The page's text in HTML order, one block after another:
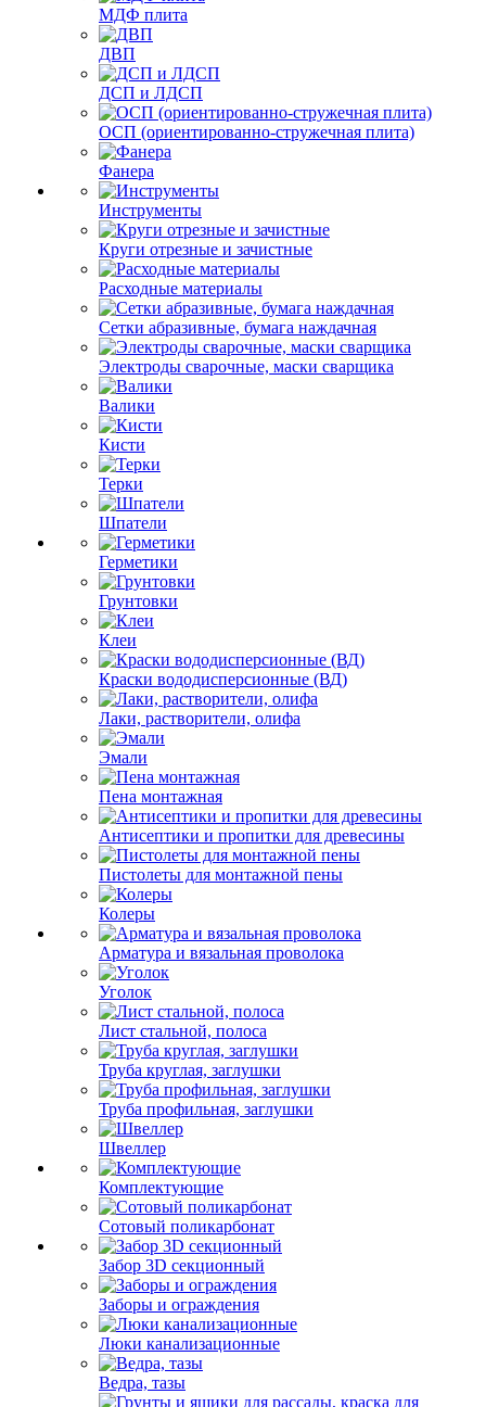
МДФ плита
ДВП
ДСП и ЛДСП
ОСП (ориентированно-стружечная плита)
Фанера
Инструменты
Круги отрезные и зачистные
Расходные материалы
Сетки абразивные, бумага наждачная
Электроды сварочные, маски сварщика
Валики
Кисти
Терки
Шпатели
Герметики
Грунтовки
Клеи
Краски вододисперсионные (ВД)
Лаки, растворители, олифа
Эмали
Пена монтажная
Антисептики и пропитки для древесины
Пистолеты для монтажной пены
Колеры
Арматура и вязальная проволока
Уголок
Лист стальной, полоса
Труба круглая, заглушки
Труба профильная, заглушки
Швеллер
Комплектующие
Сотовый поликарбонат
Забор 3D секционный
Заборы и ограждения
Люки канализационные
Ведра, тазы